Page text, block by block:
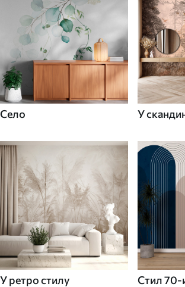
Село У
У ретро стилу Стил 70-